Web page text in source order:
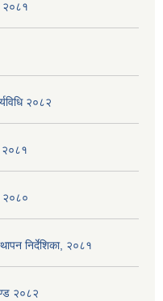
२०८१
२०८२
२०८१
२०८०
निर्देशिका, २०८१
२०८२